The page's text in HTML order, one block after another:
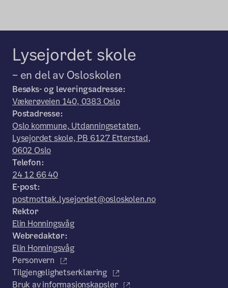
Lysejordet skole
– en del av Osloskolen
Besøks- og leveringsadresse:
Vækerøveien 140, 0383 Oslo
Postadresse:
Oslo kommune, Utdanningsetaten,
Lysejordet skole, PB 6127 Etterstad,
0602 Oslo
Telefon:
24 12 66 40
E-post:
postmottak.lysejordet@osloskolen.no
Rektor
Elin Honningsvåg
Webredaktør:
Elin Honningsvåg
Personvern
Tilgjengelighetserklæring
Bruk av informasjonskapsler